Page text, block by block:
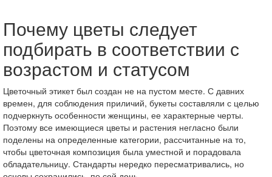
Почему цветы следует
подбирать в соответствии с
возрастом и статусом
Цветочный этикет был создан не на пустом месте. С давних
времен, для соблюдения приличий, букеты составляли с целью
подчеркнуть особенности женщины, ее характерные черты.
Поэтому все имеющиеся цветы и растения негласно были
поделены на определенные категории, рассчитанные на то,
чтобы цветочная композиция была уместной и порадовала
обладательницу. Стандарты нередко пересматривались, но